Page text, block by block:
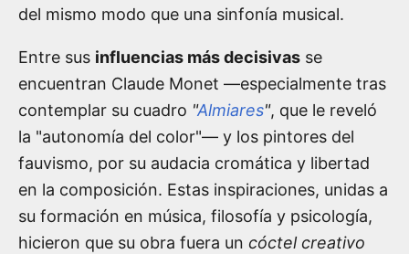
del mismo modo que una sinfonía musical.
Entre sus influencias más decisivas se
encuentran Claude Monet —especialmente tras
contemplar su cuadro "Almiares", que le reveló
la "autonomía del color"— y los pintores del
fauvismo, por su audacia cromática y libertad
en la composición. Estas inspiraciones, unidas a
su formación en música, filosofía y psicología,
hicieron que su obra fuera un cóctel creativo